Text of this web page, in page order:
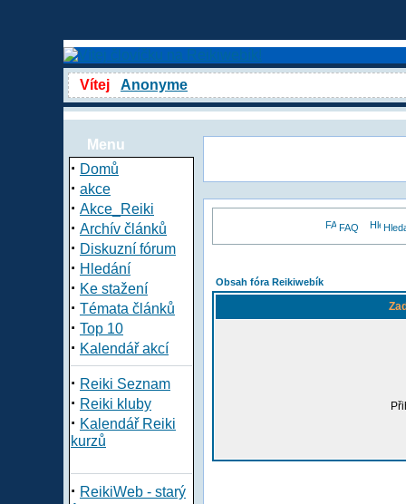
Vítej Anonyme
Menu
· Domů
· akce
· Akce_Reiki
· Archív článků
· Diskuzní fórum
· Hledání
· Ke stažení
· Témata článků
· Top 10
· Kalendář akcí
· Reiki Seznam
· Reiki kluby
· Kalendář Reiki
kurzů
· ReikiWeb - starý
FAQ
Obsah fóra Reikiwebík